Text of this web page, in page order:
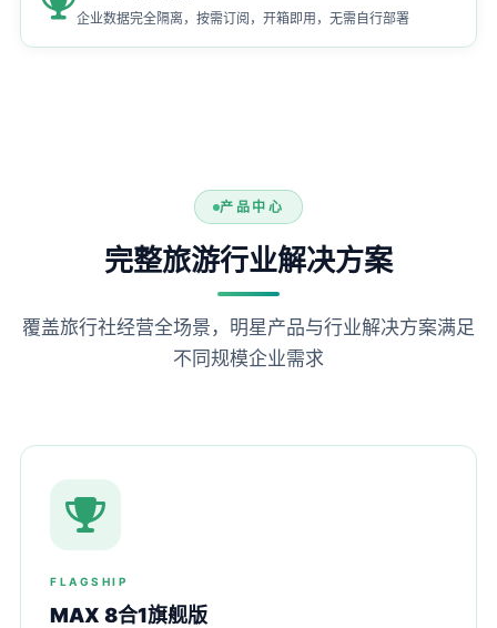
企业数据完全隔离，按需订阅，开箱即用，无需自行部署
产品中心
完整旅游行业解决方案
覆盖旅行社经营全场景，明星产品与行业解决方案满足
不同规模企业需求
FLAGSHIP
MAX 8合1旗舰版